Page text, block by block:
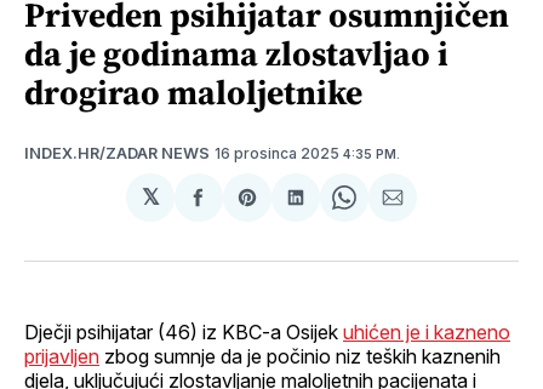
Priveden psihijatar osumnjičen
da je godinama zlostavljao i
drogirao maloljetnike
INDEX.HR/ZADAR NEWS 16 prosinca 2025 4:35 PM.
𝕏
podijeliSharepodijeliSharepodijeli
Dječji psihijatar (46) iz KBC-a Osijek uhićen je i kazneno
prijavljen zbog sumnje da je počinio niz teških kaznenih
djela, uključujući zlostavljanje maloljetnih pacijenata i